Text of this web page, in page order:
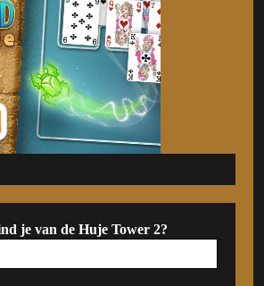
je van de Huje Tower 2?